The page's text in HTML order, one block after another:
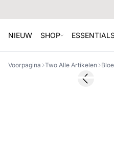
NIEUW SHOP
Voorpagina Two Alle Artikelen
SALE